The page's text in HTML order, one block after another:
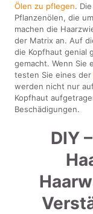
Ölen zu pflegen.
Pflanzenölen, die
machen die
der Matrix an. Auf
die Kopfhaut genial
gemacht. Wenn Sie
testen Sie eines der
werden nicht nur
Kopfhaut
Beschädigungen.
DIY